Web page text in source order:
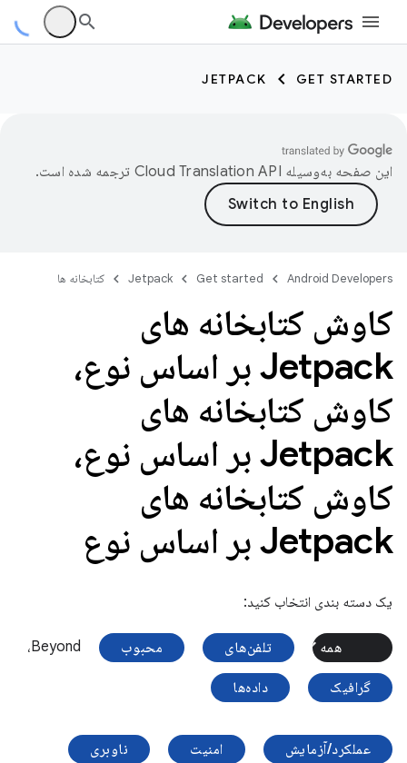
GET STARTED
JETPACK
این صفحه به‌وسیله ترجمه شده است.
Android Developers
Get started
Jetpack کتابخانه ها
کاوش کتابخانه های
Jetpack بر اساس نوع،
کاوش کتابخانه های
Jetpack بر اساس نوع،
کاوش کتابخانه های
Jetpack بر اساس نوع
یک دسته بندی انتخاب کنید:
همه تلفن‌های محبوب
گرافیک داده‌ها
عملکرد/آزمایش امنیت ناوبری